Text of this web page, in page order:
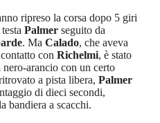
ripreso la corsa dopo 5 giri
Palmer seguito da
. Ma Calado, che aveva
con Richelmi, è stato
arancio con un certo
a pista libera, Palmer
di dieci secondi,
bandiera a scacchi.